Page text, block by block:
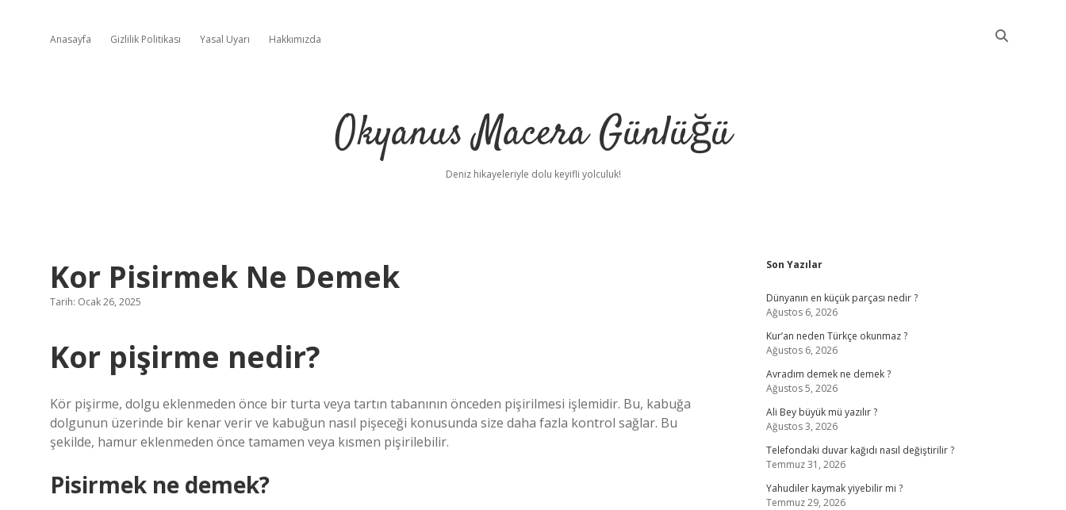
Anasayfa Gizlilik Politikası Yasal Uyarı Hakkımızda
Okyanus Macera Günlüğü
Deniz hikayeleriyle dolu keyifli yolculuk!
Kor Pisirmek Ne Demek
Tarih: Ocak 26, 2025
Kor pişirme nedir?
Kör pişirme, dolgu eklenmeden önce bir turta veya tartın tabanının önceden pişirilmesi işlemidir. Bu, kabuğa
dolgunun üzerinde bir kenar verir ve kabuğun nasıl pişeceği konusunda size daha fazla kontrol sağlar. Bu
şekilde, hamur eklenmeden önce tamamen veya kısmen pişirilebilir.
Pisirmek ne demek?
Sidebar
Son Yazılar
Dünyanın en küçük parçası nedir ?
Ağustos 6, 2026
Kur’an neden Türkçe okunmaz ?
Ağustos 6, 2026
Avradım demek ne demek ?
Ağustos 5, 2026
Ali Bey büyük mü yazılır ?
Ağustos 3, 2026
Telefondaki duvar kağıdı nasıl değiştirilir ?
Temmuz 31, 2026
Yahudiler kaymak yiyebilir mi ?
Temmuz 29, 2026